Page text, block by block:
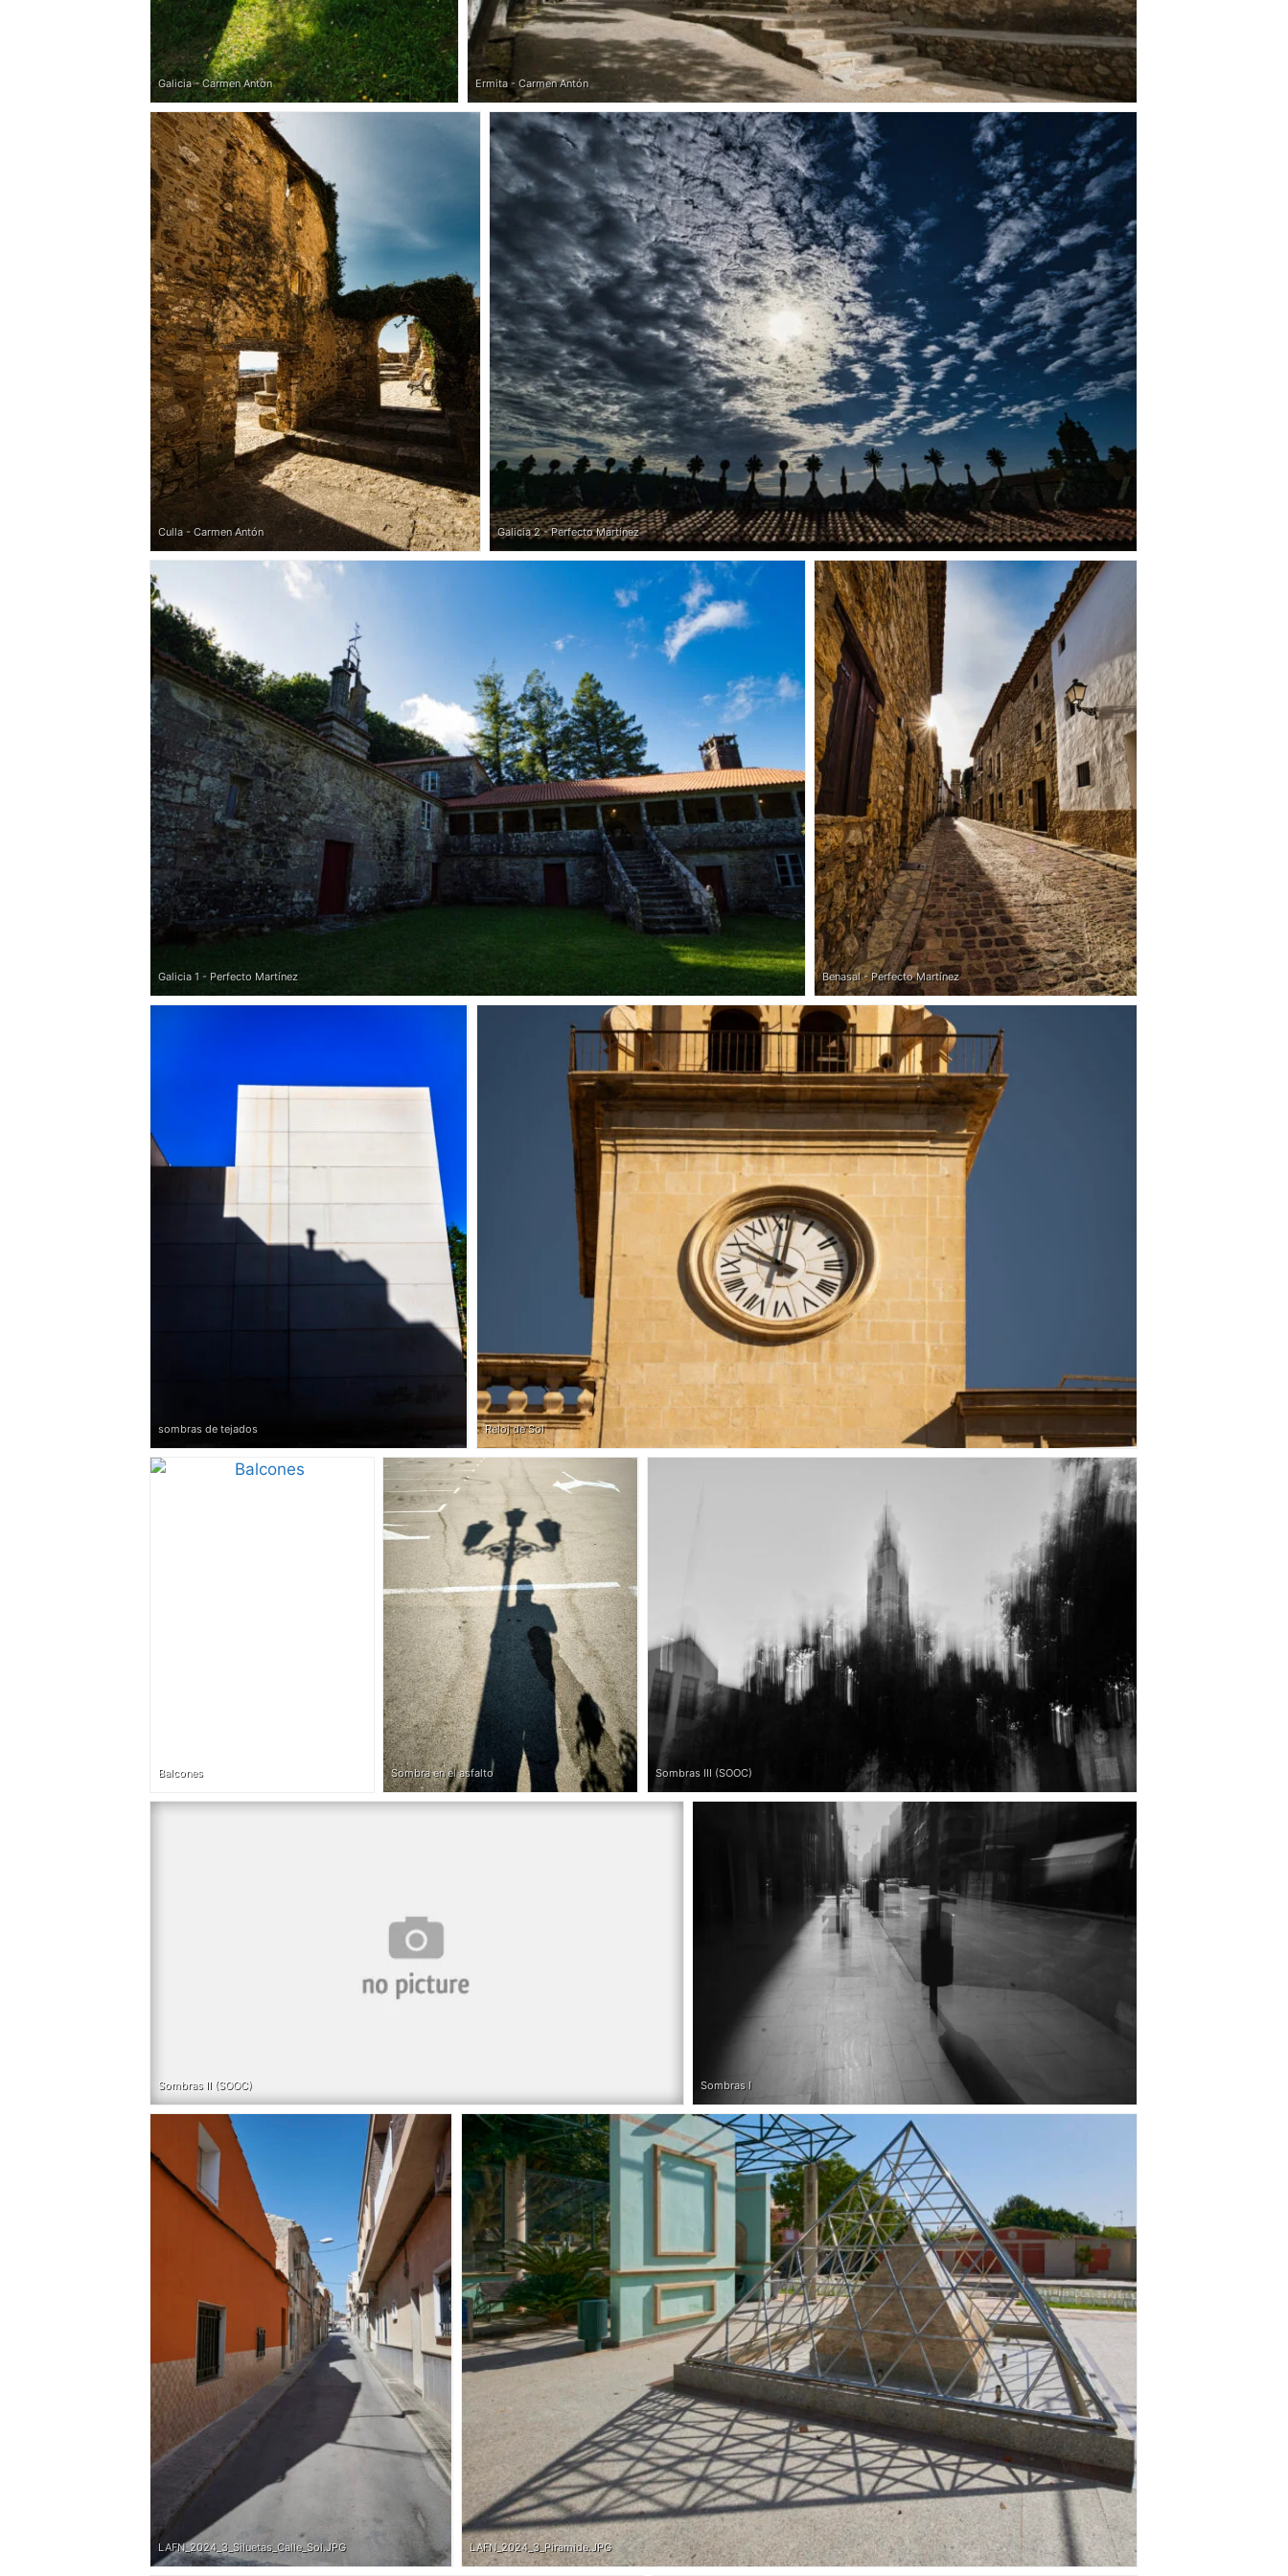
Galicia - Carmen Antòn Ermita - Carmen Antón
Culla - Carmen Antón Galicia 2 - Perfecto Martínez
Galicia 1 - Perfecto Martínez Benasal - Perfecto Martínez
sombras de tejados Reloj de Sol
Balcones Sombra en el asfalto Sombras III (SOOC)
Sombras II (SOOC) Sombras I
LAFN_2024_3_Siluetas_Calle_Sol.JPG LAFN_2024_3_Piramide.JPG